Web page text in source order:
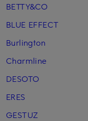
BETTY&CO
BLUE EFFECT
Burlington
Charmline
DESOTO
ERES
GESTUZ